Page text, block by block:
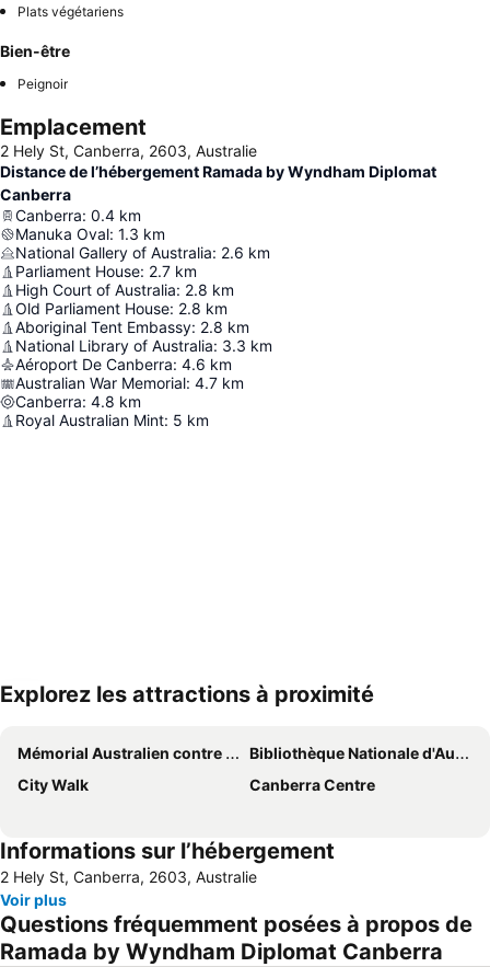
Plats végétariens
Bien-être
Peignoir
Emplacement
2 Hely St, Canberra, 2603, Australie
Distance de l’hébergement Ramada by Wyndham Diplomat
Canberra
Canberra: 0.4 km
Manuka Oval: 1.3 km
National Gallery of Australia: 2.6 km
Parliament House: 2.7 km
High Court of Australia: 2.8 km
Old Parliament House: 2.8 km
Aboriginal Tent Embassy: 2.8 km
National Library of Australia: 3.3 km
Aéroport De Canberra: 4.6 km
Australian War Memorial: 4.7 km
Canberra: 4.8 km
Royal Australian Mint: 5 km
Explorez les attractions à proximité
Mémorial Australien contre les guerres
Bibliothèque Nationale d'Australie
City Walk
Canberra Centre
Informations sur l’hébergement
2 Hely St, Canberra, 2603, Australie
Voir plus
Questions fréquemment posées à propos de
Ramada by Wyndham Diplomat Canberra